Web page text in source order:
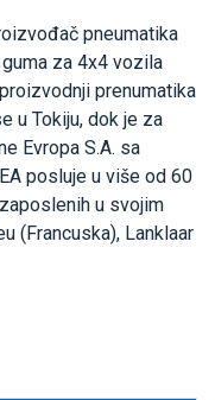
pneumatika
za 4x4 vozila
prenumatika
u Tokiju, dok je za
Evropa S.A. sa
posluje u više od 60
u svojim
(Francuska), Lanklaar